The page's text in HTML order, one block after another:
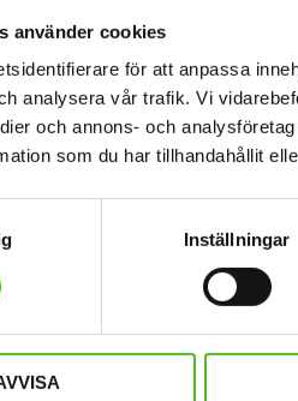
använder cookies
för att anpassa
analysera vår trafik. Vi
och annons- och
som du har tillhandahållit
Inställningar
Keps med English Toy Terrier
Keps i svart, vitt eller rosa med ett
en English Toy Terrier